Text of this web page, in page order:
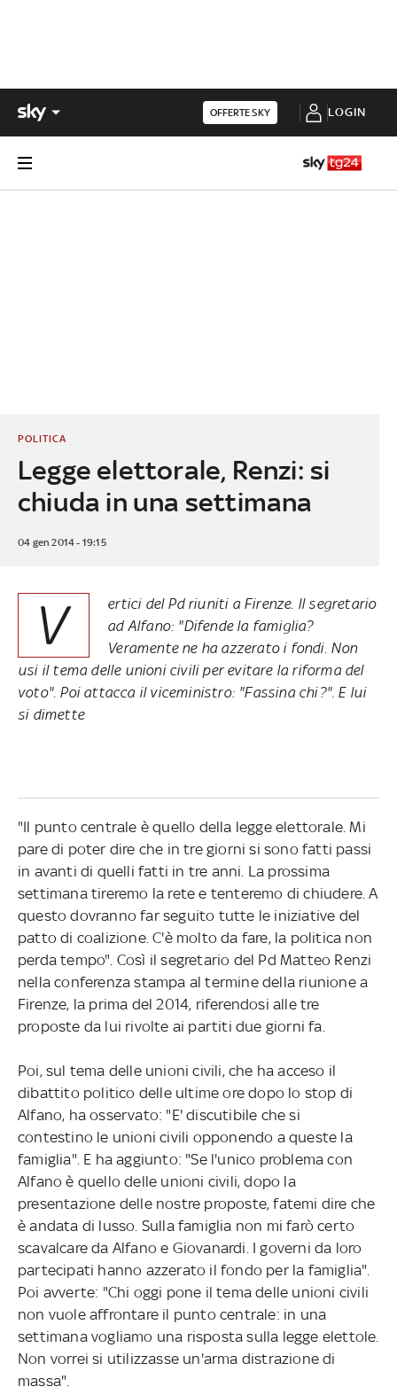
OFFERTE SKY LOGIN
Legge elettorale, Renzi: si
chiuda in una settimana
POLITICA
04 gen 2014 - 19:15
V
ertici del Pd riuniti a Firenze. Il segretario
ad Alfano: "Difende la famiglia?
Veramente ne ha azzerato i fondi. Non
usi il tema delle unioni civili per evitare la riforma del
voto". Poi attacca il viceministro: "Fassina chi?". E lui
si dimette
"Il punto centrale è quello della legge elettorale. Mi
pare di poter dire che in tre giorni si sono fatti passi
in avanti di quelli fatti in tre anni. La prossima
settimana tireremo la rete e tenteremo di chiudere. A
questo dovranno far seguito tutte le iniziative del
patto di coalizione. C'è molto da fare, la politica non
perda tempo". Così il segretario del Pd Matteo Renzi
nella conferenza stampa al termine della riunione a
Firenze, la prima del 2014, riferendosi alle tre
proposte da lui rivolte ai partiti due giorni fa.
Poi, sul tema delle unioni civili, che ha acceso il
dibattito politico delle ultime ore dopo lo stop di
Alfano, ha osservato: "E' discutibile che si
contestino le unioni civili opponendo a queste la
famiglia". E ha aggiunto: "Se l'unico problema con
Alfano è quello delle unioni civili, dopo la
presentazione delle nostre proposte, fatemi dire che
è andata di lusso. Sulla famiglia non mi farò certo
scavalcare da Alfano e Giovanardi. I governi da loro
partecipati hanno azzerato il fondo per la famiglia".
Poi avverte: "Chi oggi pone il tema delle unioni civili
non vuole affrontare il punto centrale: in una
settimana vogliamo una risposta sulla legge elettole.
Non vorrei si utilizzasse un'arma distrazione di
massa".